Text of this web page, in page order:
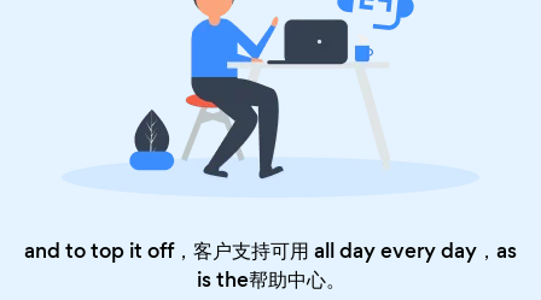
and to top it off，客户支持可用 all day every day，as
is the帮助中心。